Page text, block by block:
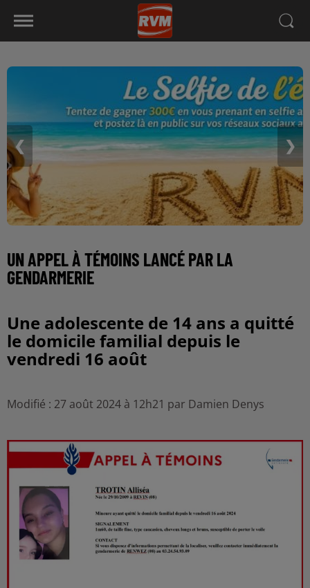
❮ ❯
UN APPEL À TÉMOINS LANCÉ PAR LA
GENDARMERIE
Une adolescente de 14 ans a quitté
le domicile familial depuis le
vendredi 16 août
Modifié : 27 août 2024 à 12h21 par Damien Denys